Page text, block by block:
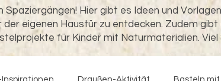
Spaziergängen! Hier gibt es Ideen und
der eigenen Haustür zu entdecken. Zudem
für Kinder mit Naturmaterialien. Viel